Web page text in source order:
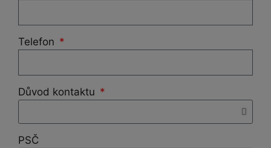
Telefon
Důvod kontaktu
PSČ